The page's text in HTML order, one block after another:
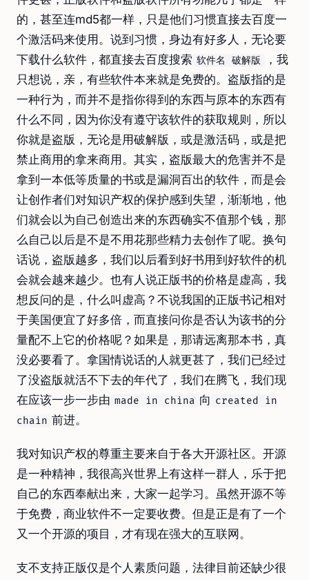
的，甚至连md5都一样，只是他们习惯直接去百度一
个激活码来使用。说到习惯，身边有好多人，无论要
下载什么软件，都直接去百度搜索 软件名 破解版
，我
只想说，亲，有些软件本来就是免费的。盗版指的是
一种行为，而并不是指你得到的东西与原本的东西有
什么不同，因为你没有遵守该软件的获取规则，所以
你就是盗版，无论是用破解版，或是激活码，或是把
禁止商用的拿来商用。其实，盗版最大的危害并不是
拿到一本低等质量的书或是漏洞百出的软件，而是会
让创作者们对知识产权的保护感到失望，渐渐地，他
们就会以为自己创造出来的东西确实不值那个钱，那
么自己以后是不是不用花那些精力去创作了呢。换句
话说，盗版越多，我们以后看到好书用到好软件的机
会就会越来越少。也有人说正版书的价格是虚高，我
想反问的是，什么叫虚高？不说我国的正版书记相对
于美国便宜了好多倍，而直接问你是否认为该书的分
量配不上它的价格呢？如果是，那请远离那本书，真
没必要看了。拿国情说话的人就更甚了，我们已经过
了没盗版就活不下去的年代了，我们在腾飞，我们现
在应该一步一步由 made in china 向 created in
chain 前进。
我对知识产权的尊重主要来自于各大开源社区。开源
是一种精神，我很高兴世界上有这样一群人，乐于把
自己的东西奉献出来，大家一起学习。虽然开源不等
于免费，商业软件不一定要收费。但是正是有了一个
又一个开源的项目，才有现在强大的互联网。
支不支持正版仅是个人素质问题，法律目前还缺少很